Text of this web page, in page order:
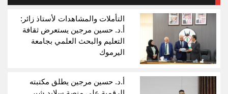
التأملات والمشاهدات لأستاذ زائر:
أ.د. حسين مرجين يستعرض ثقافة
التعليم والبحث العلمي بجامعة
اليرموك
أ.د. حسين مرجين يطلق مكتبته